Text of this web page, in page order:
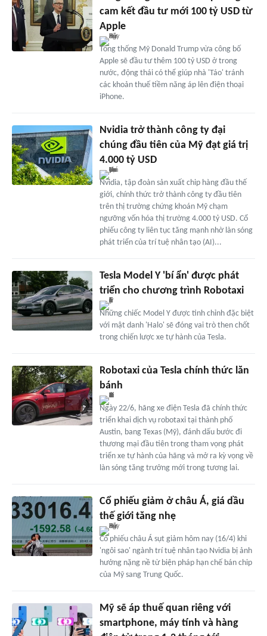
cam kết đầu tư mới 100 tỷ USD từ
Apple
Tổng thống Mỹ Donald Trump vừa công bố
Apple sẽ đầu tư thêm 100 tỷ USD ở trong
nước, động thái có thể giúp nhà 'Táo' tránh
các khoản thuế tiềm năng áp lên điện thoại
iPhone.
Nvidia trở thành công ty đại
chúng đầu tiên của Mỹ đạt giá trị
4.000 tỷ USD
Nvidia, tập đoàn sản xuất chip hàng đầu thế
giới, chính thức trở thành công ty đầu tiên
trên thị trường chứng khoán Mỹ chạm
ngưỡng vốn hóa thị trường 4.000 tỷ USD. Cổ
phiếu công ty liên tục tăng mạnh nhờ làn sóng
phát triển của trí tuệ nhân tạo (AI)...
Tesla Model Y 'bí ẩn' được phát
triển cho chương trình Robotaxi
Những chiếc Model Y được tinh chỉnh đặc biệt
với mật danh 'Halo' sẽ đóng vai trò then chốt
trong chiến lược xe tự hành của Tesla.
Robotaxi của Tesla chính thức lăn
bánh
Ngày 22/6, hãng xe điện Tesla đã chính thức
triển khai dịch vụ robotaxi tại thành phố
Austin, bang Texas (Mỹ), đánh dấu bước đi
thương mại đầu tiên trong tham vọng phát
triển xe tự hành của hãng và mở ra kỳ vọng về
làn sóng tăng trưởng mới trong tương lai.
Cổ phiếu giảm ở châu Á, giá dầu
thế giới tăng nhẹ
Cổ phiếu châu Á sụt giảm hôm nay (16/4) khi
'ngôi sao' ngành trí tuệ nhân tạo Nvidia bị ảnh
hưởng nặng nề từ biện pháp hạn chế bán chip
của Mỹ sang Trung Quốc.
Mỹ sẽ áp thuế quan riêng với
smartphone, máy tính và hàng